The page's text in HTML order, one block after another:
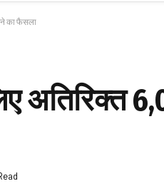
का फैसला
अतिरिक्त